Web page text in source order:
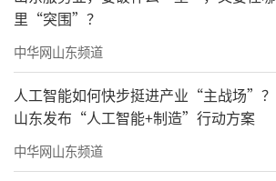
里“突围”？
中华网山东频道
人工智能如何快步挺进产业“主战场”？
山东发布“人工智能+制造”行动方案
中华网山东频道